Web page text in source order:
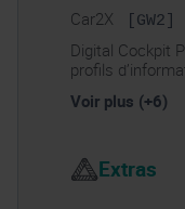
Car2X [GW2]
Digital Cockpit
profils
Voir plus (+6)
Extras